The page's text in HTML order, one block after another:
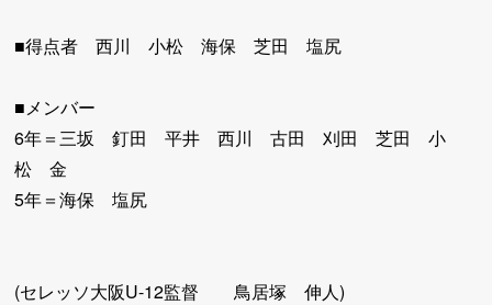
■得点者 西川 小松 海保 芝田 塩尻
■メンバー
6年＝三坂 釘田 平井 西川 古田 刈田 芝田 小
松 金
5年＝海保 塩尻
(セレッソ大阪U-12監督 鳥居塚 伸人)